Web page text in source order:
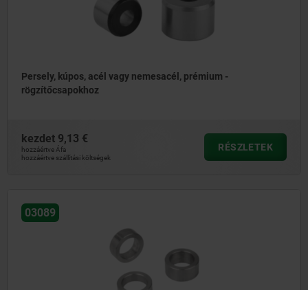
Persely, kúpos, acél vagy nemesacél, prémium -
rögzítőcsapokhoz
kezdet 9,13 €
hozzáértve Áfa
hozzáértve szállítási költségek
RÉSZLETEK
03089